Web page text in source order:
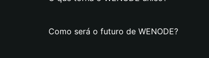
Como será o futuro de WENODE?